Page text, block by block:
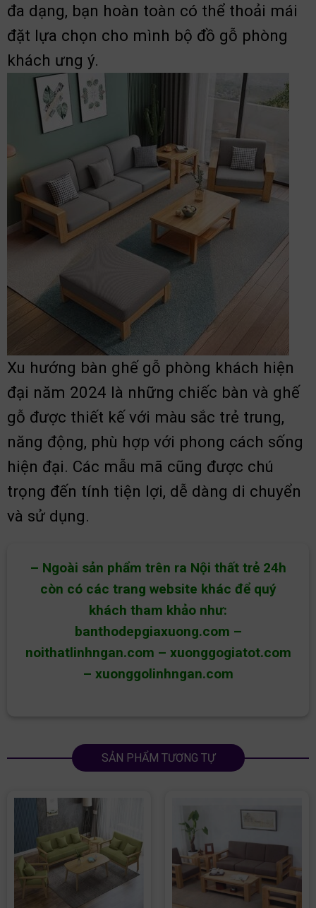
đa dạng, bạn hoàn toàn có thể thoải mái
đặt lựa chọn cho mình bộ đồ gỗ phòng
khách ưng ý.
Xu hướng bàn ghế gỗ phòng khách hiện
đại năm 2024 là những chiếc bàn và ghế
gỗ được thiết kế với màu sắc trẻ trung,
năng động, phù hợp với phong cách sống
hiện đại. Các mẫu mã cũng được chú
trọng đến tính tiện lợi, dễ dàng di chuyển
và sử dụng.
– Ngoài sản phẩm trên ra Nội thất trẻ 24h
còn có các trang website khác để quý
khách tham khảo như:
banthodepgiaxuong.com –
noithatlinhngan.com – xuonggogiatot.com
– xuonggolinhngan.com
SẢN PHẨM TƯƠNG TỰ